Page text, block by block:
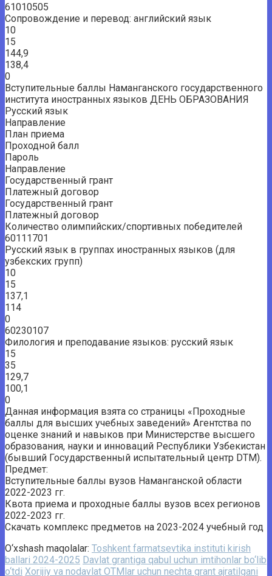
61010505
Сопровождение и перевод: английский язык
10
15
144,9
138,4
0
Вступительные баллы Наманганского государственного
института иностранных языков ДЕНЬ ОБРАЗОВАНИЯ
Русский язык
Направление
План приема
Проходной балл
Пароль
Направление
Государственный грант
Платежный договор
Государственный грант
Платежный договор
Количество олимпийских/спортивных победителей
60111701
Русский язык в группах иностранных языков (для
узбекских групп)
10
15
137,1
114
0
60230107
Филология и преподавание языков: русский язык
15
35
129,7
100,1
0
Данная информация взята со страницы «Проходные
баллы для высших учебных заведений» Агентства по
оценке знаний и навыков при Министерстве высшего
образования, науки и инноваций Республики Узбекистан
(бывший Государственный испытательный центр DTM).
Предмет:
Вступительные баллы вузов Наманганской области
2022-2023 гг.
Квота приема и проходные баллы вузов всех регионов
2022-2023 гг.
Скачать комплекс предметов на 2023-2024 учебный год
O‘xshash maqolalar: Toshkent farmatsevtika instituti kirish
ballari 2024-2025 Davlat grantiga qabul uchun imtihonlar bo‘lib
o‘tdi Xorijiy va nodavlat OTMlar uchun nechta grant ajratilgani